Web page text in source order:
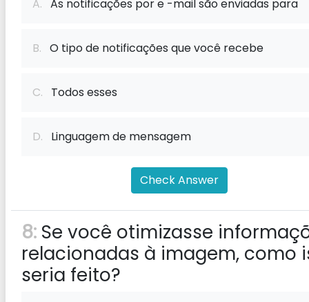
A. As notificações por e -mail são enviadas para
B. O tipo de notificações que você recebe
C. Todos esses
D. Linguagem de mensagem
Check Answer
8: Se você otimizasse
relacionadas à imagem, como
seria feito?